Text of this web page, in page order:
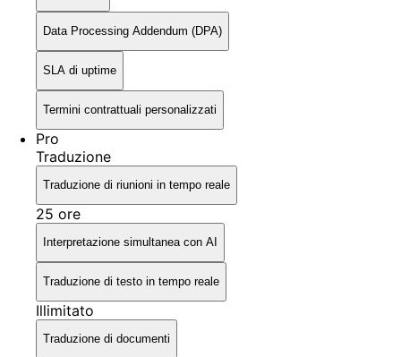
Data Processing Addendum (DPA)
SLA di uptime
Termini contrattuali personalizzati
Pro
Traduzione
Traduzione di riunioni in tempo reale
25 ore
Interpretazione simultanea con AI
Traduzione di testo in tempo reale
Illimitato
Traduzione di documenti